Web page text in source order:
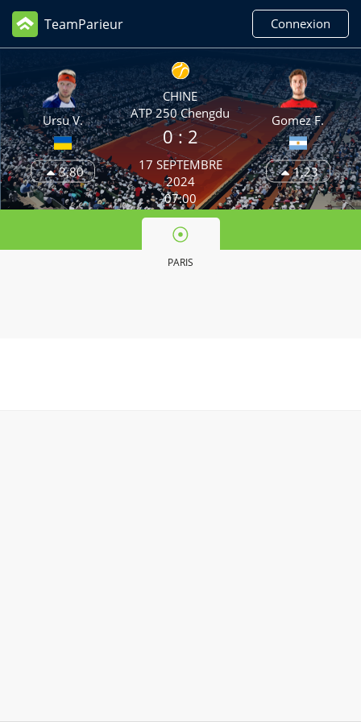
TeamParieur Connexion
Ursu V.
3,80
CHINE
ATP 250 Chengdu
0 :2
17 SEPTEMBRE
2024
07:00
Gomez F.
1,23
PARIS